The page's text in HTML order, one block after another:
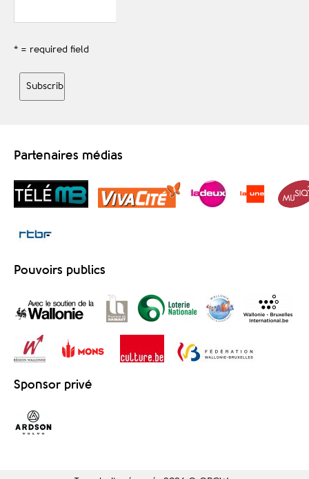
* = required field
Partenaires médias
Pouvoirs publics
Sponsor privé